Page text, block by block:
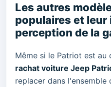
Les autres
populaires et
perception de la
Même si le Patriot est au
rachat voiture Jeep
replacer dans